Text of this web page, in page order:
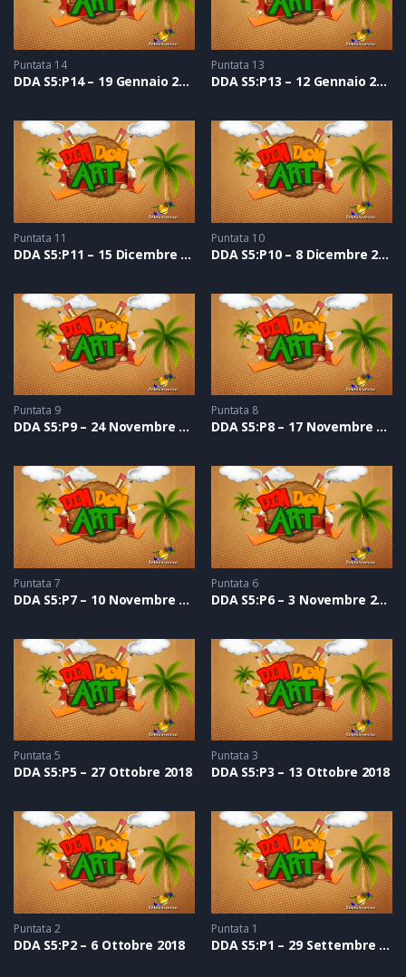
Puntata 14
DDA S5:P14 – 19 Gennaio 2019
Puntata 13
DDA S5:P13 – 12 Gennaio 2019
Puntata 11
DDA S5:P11 – 15 Dicembre 2018
Puntata 10
DDA S5:P10 – 8 Dicembre 2018
Puntata 9
DDA S5:P9 – 24 Novembre 2018
Puntata 8
DDA S5:P8 – 17 Novembre 2018
Puntata 7
DDA S5:P7 – 10 Novembre 2018
Puntata 6
DDA S5:P6 – 3 Novembre 2018
Puntata 5
DDA S5:P5 – 27 Ottobre 2018
Puntata 3
DDA S5:P3 – 13 Ottobre 2018
Puntata 2
DDA S5:P2 – 6 Ottobre 2018
Puntata 1
DDA S5:P1 – 29 Settembre 2018